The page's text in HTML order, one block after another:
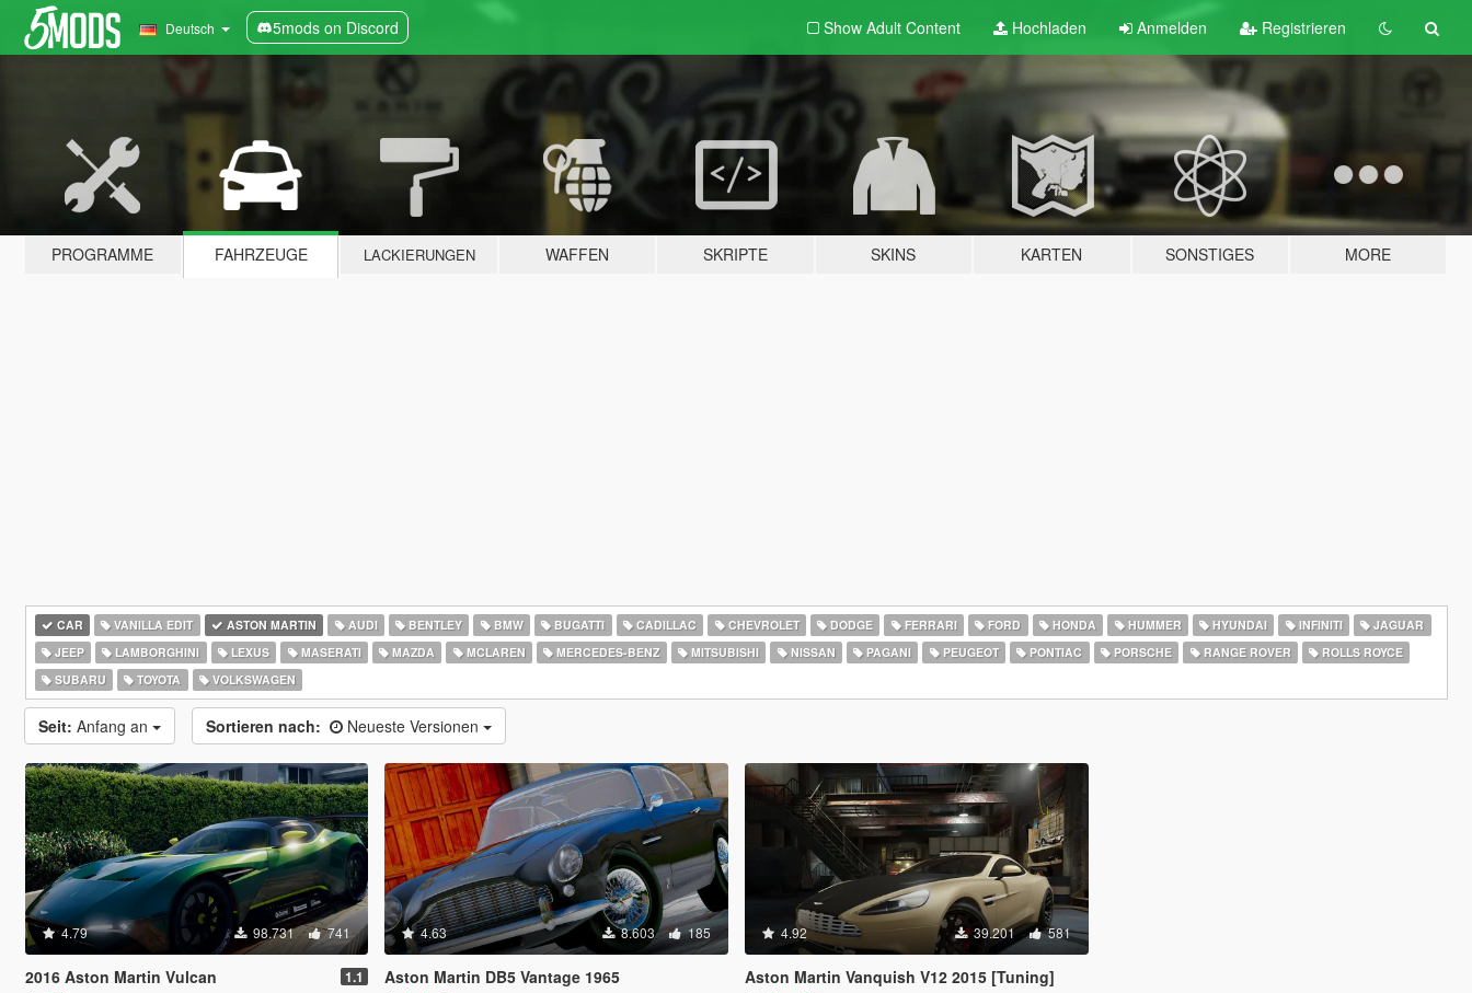
Deutsch 5mods on Discord Show Adult Content Hochladen Anmelden Registrieren
PROGRAMME FAHRZEUGE LACKIERUNGEN WAFFEN SKRIPTE SKINS KARTEN SONSTIGES MORE
CAR VANILLA EDIT ASTON MARTIN AUDI BENTLEY BMW BUGATTI CADILLAC CHEVROLET DODGE FERRARI FORD HONDA HUMMER HYUNDAI INFINITI
JAGUAR
JEEP
LAMBORGHINI LEXUS MASERATI MAZDA MCLAREN MERCEDES-BENZ MITSUBISHI NISSAN PAGANI PEUGEOT PONTIAC PORSCHE RANGE ROVER
ROLLS ROYCE
SUBARU
TOYOTA VOLKSWAGEN
Seit: Anfang an Sortieren nach: Neueste Versionen
4.79 98.731 741
2016 Aston Martin Vulcan 1.1
4.63 8.603 185
Aston Martin DB5 Vantage 1965
4.92 39.201 581
Aston Martin Vanquish V12 2015 [Tuning]